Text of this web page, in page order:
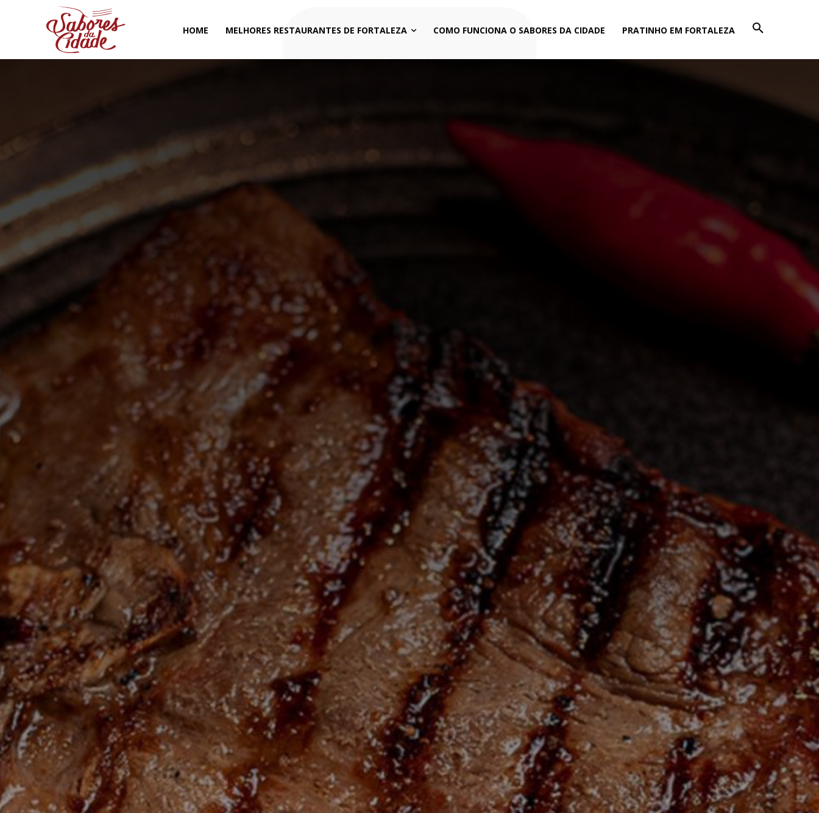
HOME MELHORES RESTAURANTES DE FORTALEZA COMO FUNCIONA O SABORES DA CIDADE PRATINHO EM FORTALEZA